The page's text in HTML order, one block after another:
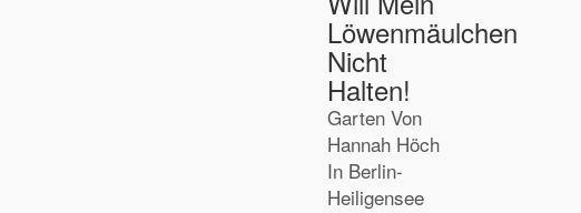
Löwenmäulchen
Nicht
Halten!
Garten Von
Hannah Höch
In Berlin-
Heiligensee